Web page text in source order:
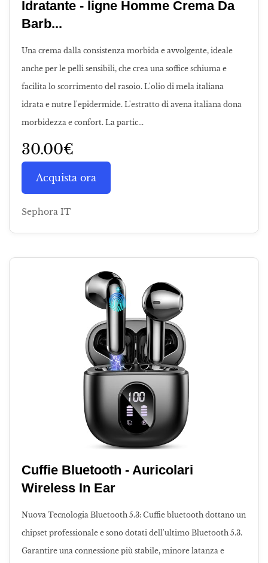
Idratante - ligne Homme Crema Da
Barb...
Una crema dalla consistenza morbida e avvolgente, ideale
anche per le pelli sensibili, che crea una soffice schiuma e
facilita lo scorrimento del rasoio. L'olio di mela italiana
idrata e nutre l'epidermide. L'estratto di avena italiana dona
morbidezza e confort. La partic...
30.00€
Acquista ora
Sephora IT
Cuffie Bluetooth - Auricolari
Wireless In Ear
Nuova Tecnologia Bluetooth 5.3: Cuffie bluetooth dottano un
chipset professionale e sono dotati dell'ultimo Bluetooth 5.3.
Garantire una connessione più stabile, minore latanza e